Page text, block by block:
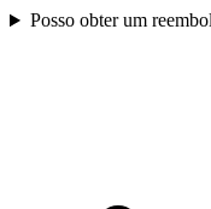
Posso obter um